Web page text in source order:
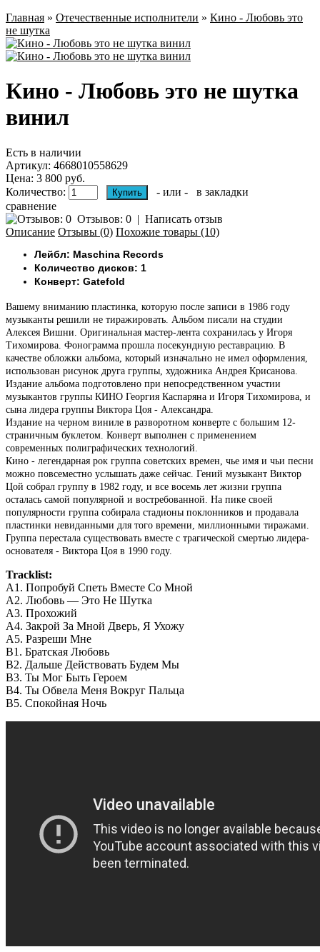
Главная » Отечественные исполнители » Кино - Любовь это
не шутка
Кино - Любовь это не шутка
винил
Есть в наличии
Артикул: 4668010558629
Цена: 3 800 руб.
Количество:
- или -
в закладки
сравнение
Отзывов: 0 | Написать отзыв
Описание Отзывы (0) Похожие товары (10)
Лейбл: Maschina Records
Количество дисков: 1
Конверт: Gatefold
Вашему вниманию пластинка, которую после записи в 1986 году
музыканты решили не тиражировать. Альбом писали на студии
Алексея Вишни. Оригинальная мастер-лента сохранилась у Игоря
Тихомирова. Фонограмма прошла посекундную реставрацию. В
качестве обложки альбома, который изначально не имел оформления,
использован рисунок друга группы, художника Андрея Крисанова.
Издание альбома подготовлено при непосредственном участии
музыкантов группы КИНО Георгия Каспаряна и Игоря Тихомирова, и
сына лидера группы Виктора Цоя - Александра.
Издание на черном виниле в разворотном конверте с большим 12-
страничным буклетом. Конверт выполнен с применением
современных полиграфических технологий.
Кино - легендарная рок группа советских времен, чье имя и чьи песни
можно повсеместно услышать даже сейчас. Гений музыкант Виктор
Цой собрал группу в 1982 году, и все восемь лет жизни группа
осталась самой популярной и востребованной. На пике своей
популярности группа собирала стадионы поклонников и продавала
пластинки невиданными для того времени, миллионными тиражами.
Группа перестала существовать вместе с трагической смертью лидера-
основателя - Виктора Цоя в 1990 году.
Tracklist:
A1. Попробуй Спеть Вместе Со Мной
A2. Любовь — Это Не Шутка
A3. Прохожий
A4. Закрой За Мной Дверь, Я Ухожу
A5. Разреши Мне
B1. Братская Любовь
B2. Дальше Действовать Будем Мы
B3. Ты Мог Быть Героем
B4. Ты Обвела Меня Вокруг Пальца
B5. Спокойная Ночь